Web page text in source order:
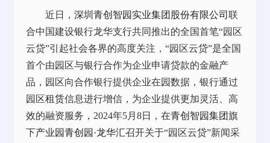
近日，深圳青创智园实业集团股份有限公司联
合中国建设银行龙华支行共同推出的全国首笔“园区
云贷”引起社会各界的高度关注，“园区云贷”是全国
首个由园区与银行合作为企业申请贷款的金融产
品，园区向合作银行提供企业在园数据，银行通过
园区租赁信息进行增信，为企业提供更加灵活、高
效的融资服务，2024年5月8日，在青创智园集团旗
下产业园青创园·龙华汇召开关于“园区云贷”新闻采